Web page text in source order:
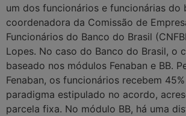
um dos funcionários e funcionárias do
coordenadora da Comissão de
Funcionários do Banco do Brasil
Lopes. No caso do Banco do Brasil, o
baseado nos módulos Fenaban e BB.
Fenaban, os funcionários recebem
paradigma estipulado no acordo,
parcela fixa. No módulo BB, há uma